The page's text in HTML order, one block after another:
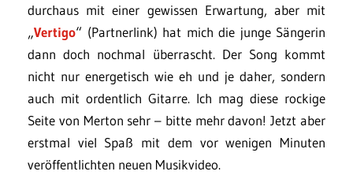
durchaus mit einer gewissen Erwartung, aber mit
„Vertigo“ (Partnerlink) hat mich die junge Sängerin
dann doch nochmal überrascht. Der Song kommt
nicht nur energetisch wie eh und je daher, sondern
auch mit ordentlich Gitarre. Ich mag diese rockige
Seite von Merton sehr – bitte mehr davon! Jetzt aber
erstmal viel Spaß mit dem vor wenigen Minuten
veröffentlichten neuen Musikvideo.